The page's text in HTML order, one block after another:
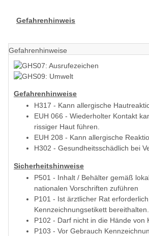
Gefahrenhinweis
Gefahrenhinweise
Gefahrenhinweise
H317 - Kann allergische
EUH 066 - Wiederholter Kontakt
rissiger Haut führen.
EUH 208 - Kann allergische
H302 - Gesundheitsschädlich bei
Sicherheitshinweise
P501 - Inhalt / Behälter gemäß
nationalen Vorschriften zuführen
P101 - Ist ärztlicher Rat
Kennzeichnungsetikett bereithalten.
P102 - Darf nicht in die Hände von
P103 - Vor Gebrauch